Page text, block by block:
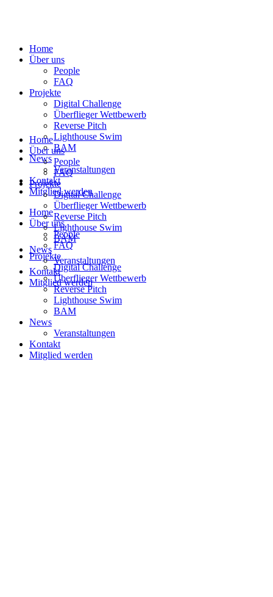
Home
Über uns
People
FAQ
Projekte
Digital Challenge
Überflieger Wettbewerb
Reverse Pitch
Lighthouse Swim
BAM
News
Veranstaltungen
Kontakt
Mitglied werden
Home
Über uns
People
FAQ
Projekte
Digital Challenge
Überflieger Wettbewerb
Reverse Pitch
Lighthouse Swim
BAM
News
Veranstaltungen
Kontakt
Mitglied werden
Home
Über uns
People
FAQ
Projekte
Digital Challenge
Überflieger Wettbewerb
Reverse Pitch
Lighthouse Swim
BAM
News
Veranstaltungen
Kontakt
Mitglied werden